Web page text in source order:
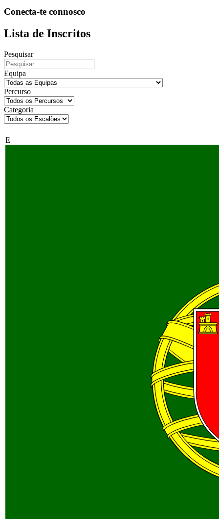
Conecta-te connosco
Lista de Inscritos
Pesquisar
Equipa
Percurso
Categoria
E